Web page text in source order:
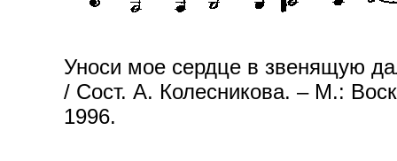
Уноси мое сердце в звенящую
/ Сост. А. Колесникова. – М.:
1996.